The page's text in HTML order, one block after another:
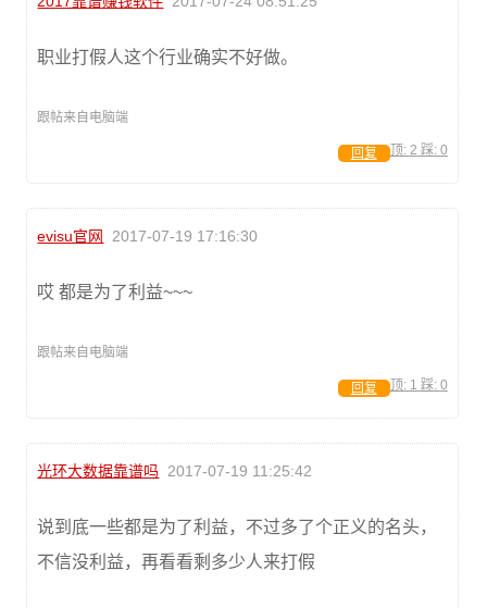
职业打假人这个行业确实不好做。
跟帖来自电脑端
顶: 2 踩: 0
回复
evisu官网 2017-07-19 17:16:30
哎 都是为了利益~~~
跟帖来自电脑端
顶: 1 踩: 0
回复
光环大数据靠谱吗 2017-07-19 11:25:42
说到底一些都是为了利益，不过多了个正义的名头，
不信没利益，再看看剩多少人来打假